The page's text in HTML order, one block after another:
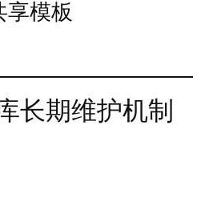
模板
长期维护机制